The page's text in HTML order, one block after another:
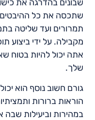
שבונים בהדרגה את
שתכסה את כל
תמרורים ועד שליטה
מקבילה. על ידי ביצוע
אתה יכול להיות בטוח
שלך.
גורם חשוב נוסף הוא
הוראות ברורות
במהירות וביעילות